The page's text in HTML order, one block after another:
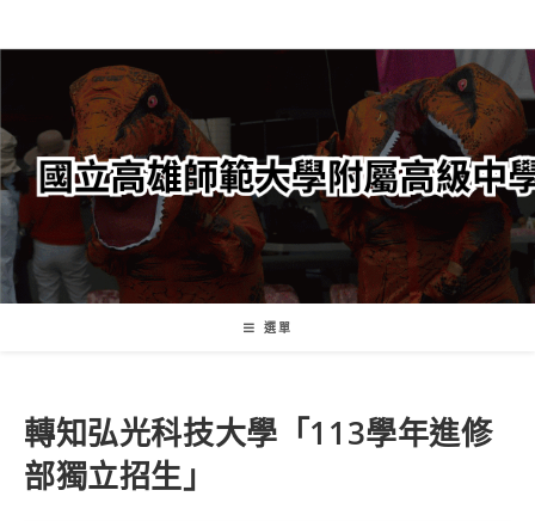
轉
要
內
容
選單
轉知弘光科技大學「113學年進修
部獨立招生」